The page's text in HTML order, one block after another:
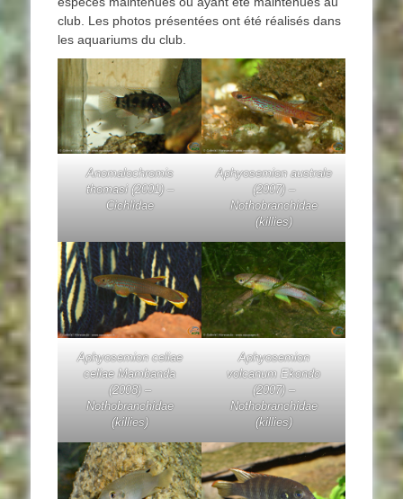
club. Les photos présentées ont été réalisés dans
les aquariums du club.
Anomalochromis
thomasi(2001) –
Cichlidae
Aphyosemion australe
(2007) –
Nothobranchidae
(killies)
Aphyosemion celiae
celiaeMambanda
(2008) –
Nothobranchidae
(killies)
Aphyosemion
volcanum Ekondo
(2007) –
Nothobranchidae
(killies)